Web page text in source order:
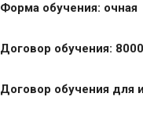
Форма обучения: очная
Договор обучения:
Договор обучения для